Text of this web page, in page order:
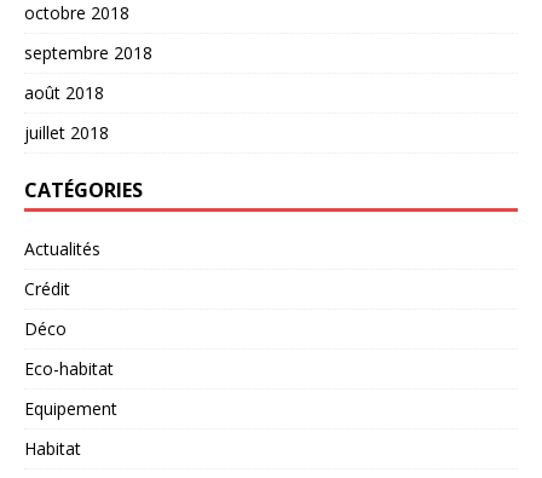
octobre 2018
septembre 2018
août 2018
juillet 2018
CATÉGORIES
Actualités
Crédit
Déco
Eco-habitat
Equipement
Habitat